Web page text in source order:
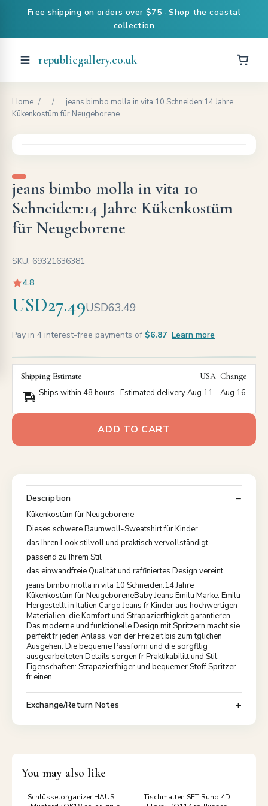
Free shipping on orders over $75 · Shop the coastal
collection
republicgallery.co.uk
Home / /
jeans bimbo molla in vita 10 Schneiden:14 Jahre
Kükenkostüm für Neugeborene
jeans bimbo molla in vita 10
Schneiden:14 Jahre Kükenkostüm
für Neugeborene
SKU: 69321636381
4.8
USD27.49USD63.49
Pay in 4 interest-free payments of $6.87 Learn more
Shipping Estimate USA Change
Ships within 48 hours · Estimated deliveryAug 11 - Aug 16
ADD TO CART
Description
Kükenkostüm für Neugeborene
Dieses schwere Baumwoll-Sweatshirt für Kinder
das Ihren Look stilvoll und praktisch vervollständigt
passend zu Ihrem Stil
das einwandfreie Qualität und raffiniertes Design vereint
jeans bimbo molla in vita 10 Schneiden:14 Jahre
Kükenkostüm für NeugeboreneBaby Jeans Emilu Marke: Emilu
Hergestellt in Italien Cargo Jeans fr Kinder aus hochwertigen
Materialien, die Komfort und Strapazierfhigkeit garantieren.
Das moderne und funktionelle Design mit Spritzern macht sie
perfekt fr jeden Anlass, von der Freizeit bis zum tglichen
Ausgehen. Die bequeme Passform und die sorgfltig
ausgearbeiteten Details sorgen fr Praktikabilitt und Stil.
Eigenschaften: Strapazierfhiger und bequemer Stoff Spritzer
fr einen
Exchange/Return Notes
You may also like
Schlüsselorganizer HAUS
Tischmatten SET Rund 4D